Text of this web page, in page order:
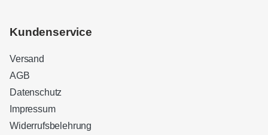
Kundenservice
Versand
AGB
Datenschutz
Impressum
Widerrufsbelehrung